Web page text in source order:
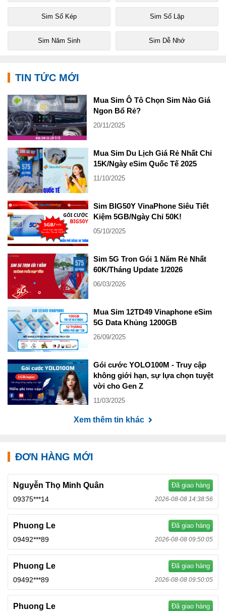
Sim Số Kép Sim Số Lặp
Sim Năm Sinh Sim Dễ Nhớ
TIN TỨC MỚI
Mua Sim Ô Tô Chọn Sim Nào Giá
Ngon Bổ Rẻ?
20/11/2025
Mua Sim Du Lịch Giá Rẻ Nhất Chỉ
15K/Ngày eSim Quốc Tế 2025
11/10/2025
Sim BIG50Y VinaPhone Siêu Tiết
Kiệm 5GB/Ngày Chỉ 50K!
05/10/2025
Sim 5G Tron Gói 1 Năm Rẻ Nhất
60K/Tháng Update 1/2026
06/03/2026
Mua Sim 12TD49 Vinaphone eSim
5G Data Khủng 1200GB
26/09/2025
Gói cước YOLO100M - Truy cập
không giới hạn, sự lựa chọn tuyệt
vời cho Gen Z
11/03/2025
Xem thêm tin khác
ĐƠN HÀNG MỚI
Nguyễn Thọ Minh Quân Đã giao hàng
09375***14 2026-08-08 14:38:56
Phuong Le Đã giao hàng
09492***89 2026-08-08 09:50:05
Phuong Le Đã giao hàng
09492***89 2026-08-08 09:50:05
Phuong Le Đã giao hàng